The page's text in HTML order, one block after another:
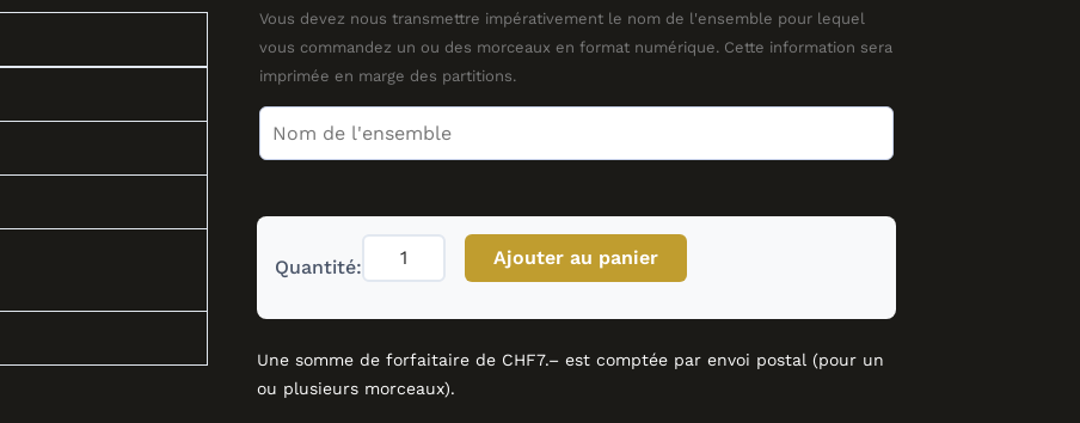
Vous devez nous transmettre impérativement le nom de l'ensemble pour lequel
vous commandez un ou des morceaux en format numérique. Cette information sera
imprimée en marge des partitions.
Quantité:
BAND,
Armand
Nicoud
Ajouter au panier
Une somme de forfaitaire de CHF7.– est comptée par envoi postal (pour un
ou plusieurs morceaux).